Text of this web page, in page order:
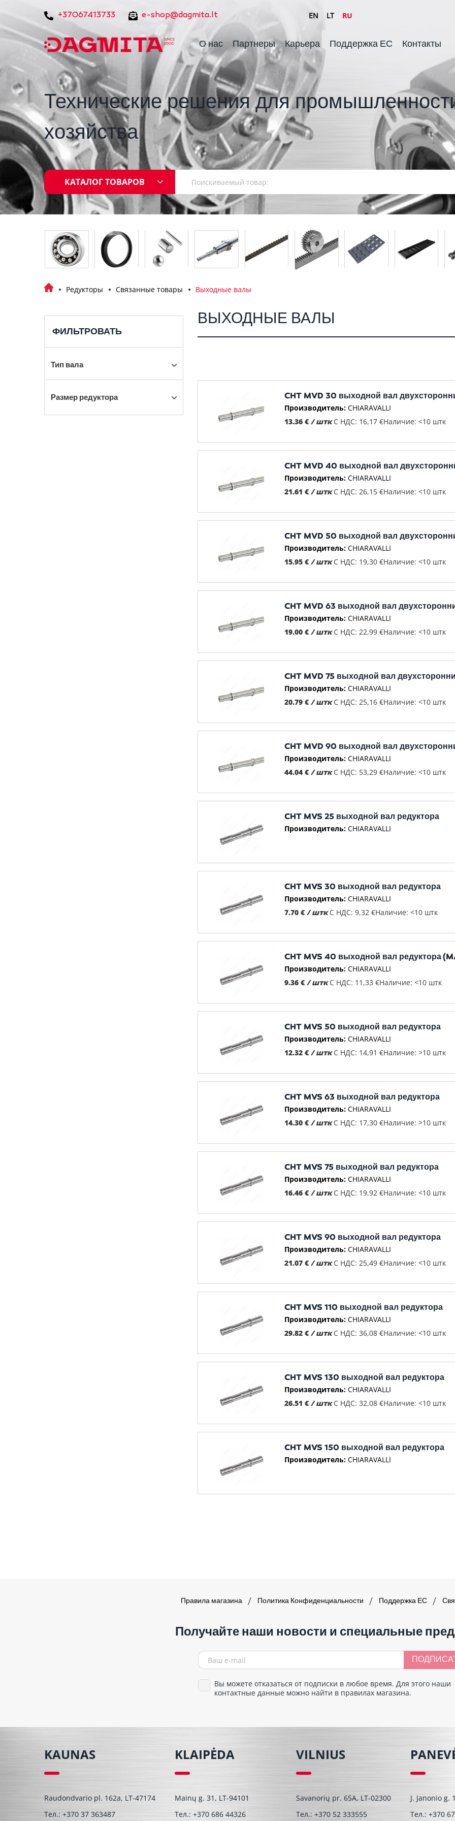
+37067413733 e-shop@dagmita.lt EN LT RU
О нас Партнеры Карьера Поддержка ЕС Контакты
Технические решения для
хозяйства
КАТАЛОГ ТОВАРОВ
Редукторы Связанные товары Выходные валы
ФИЛЬТРОВАТЬ
Тип вала
Размер редуктора
ВЫХОДНЫЕ ВАЛЫ
CHT MVD 30 выходной вал
Производитель: CHIARAVALLI
13.36 € / штк С НДС: 16,17 €Наличие: <10 штк
CHT MVD 40 выходной вал
Производитель: CHIARAVALLI
21.61 € / штк С НДС: 26,15 €Наличие: <10 штк
CHT MVD 50 выходной вал
Производитель: CHIARAVALLI
15.95 € / штк С НДС: 19,30 €Наличие: <10 штк
CHT MVD 63 выходной вал
Производитель: CHIARAVALLI
19.00 € / штк С НДС: 22,99 €Наличие: <10 штк
CHT MVD 75 выходной вал
Производитель: CHIARAVALLI
20.79 € / штк С НДС: 25,16 €Наличие: <10 штк
CHT MVD 90 выходной вал
Производитель: CHIARAVALLI
44.04 € / штк С НДС: 53,29 €Наличие: <10 штк
CHT MVS 25 выходной вал редуктора
Производитель: CHIARAVALLI
CHT MVS 30 выходной вал редуктора
Производитель: CHIARAVALLI
7.70 € / штк С НДС: 9,32 €Наличие: <10 штк
CHT MVS 40 выходной вал редуктора
Производитель: CHIARAVALLI
9.36 € / штк С НДС: 11,33 €Наличие: <10 штк
CHT MVS 50 выходной вал редуктора
Производитель: CHIARAVALLI
12.32 € / штк С НДС: 14,91 €Наличие: >10 штк
CHT MVS 63 выходной вал редуктора
Производитель: CHIARAVALLI
14.30 € / штк С НДС: 17,30 €Наличие: >10 штк
CHT MVS 75 выходной вал редуктора
Производитель: CHIARAVALLI
16.46 € / штк С НДС: 19,92 €Наличие: <10 штк
CHT MVS 90 выходной вал редуктора
Производитель: CHIARAVALLI
21.07 € / штк С НДС: 25,49 €Наличие: <10 штк
CHT MVS 110 выходной вал редуктора
Производитель: CHIARAVALLI
29.82 € / штк С НДС: 36,08 €Наличие: <10 штк
CHT MVS 130 выходной вал редуктора
Производитель: CHIARAVALLI
26.51 € / штк С НДС: 32,08 €Наличие: <10 штк
CHT MVS 150 выходной вал редуктора
Производитель: CHIARAVALLI
Правила магазина Политика Конфиденциальности Поддержка ЕС
Получайте наши новости и специальные
Вы можете отказаться от подписки в любое время. Для этого наши
контактные данные можно найти в правилах магазина.
KAUNAS
Raudondvario pl. 162a, LT-47174
Тел.: +370 37 363487
KLAIPĖDA
Mainų g. 31, LT-94101
Тел.:+370 686 44326
VILNIUS
Savanorių pr. 65A, LT-02300
Тел.: +370 52 333555
J. Janonio g.
Тел.: +370